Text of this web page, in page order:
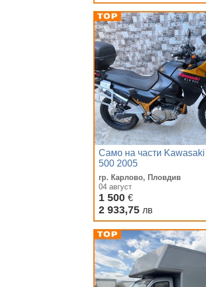
Само на части
500 2005
гр. Карлово, Пловдив
04 август
1 500 €
2 933,75 лв